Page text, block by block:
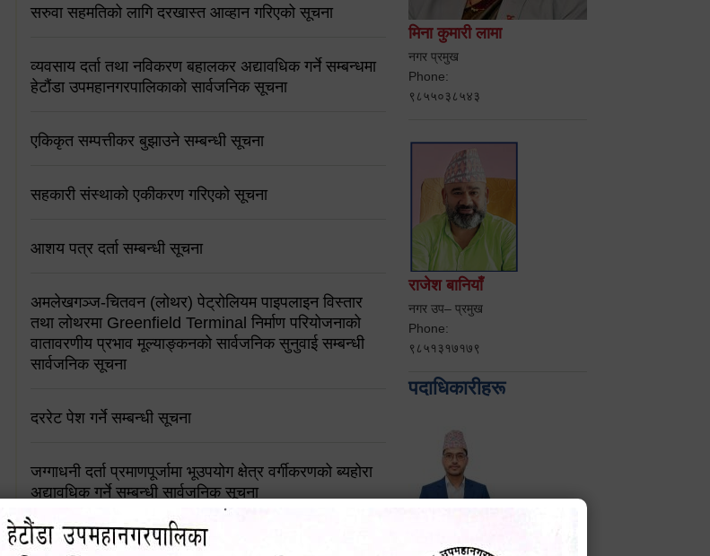
सरुवा सहमतिको लागि दरखास्त आव्हान गरिएको सूचना
व्यवसाय दर्ता तथा नविकरण बहालकर अद्यावधिक गर्ने सम्बन्धमा
हेटौंडा उपमहानगरपालिकाको सार्वजनिक सूचना
एकिकृत सम्पत्तीकर बुझाउने सम्बन्धी सूचना
सहकारी संस्थाको एकीकरण गरिएको सूचना
आशय पत्र दर्ता सम्बन्धी सूचना
अमलेखगञ्ज-चितवन (लोथर) पेट्रोलियम पाइपलाइन विस्तार
तथा लोथरमा Greenfield Terminal निर्माण परियोजनाको
वातावरणीय प्रभाव मूल्याङ्कनको सार्वजनिक सुनुवाई सम्बन्धी
सार्वजनिक सूचना
दररेट पेश गर्ने सम्बन्धी सूचना
जग्गाधनी दर्ता प्रमाणपूर्जामा भूउपयोग क्षेत्र वर्गीकरणको ब्यहोरा
अद्यावधिक गर्ने सम्बन्धी सार्वजनिक सूचना
आशय पत्र दर्ता सम्बन्धी सूचना
मिना कुमारी लामा
नगर प्रमुख
Phone:
९८५५०३८५४३
राजेश बानियाँ
नगर उप– प्रमुख
Phone:
९८५१३१७१७९
पदाधिकारीहरू
प्रमुख प्रशासकीय अधिकृत